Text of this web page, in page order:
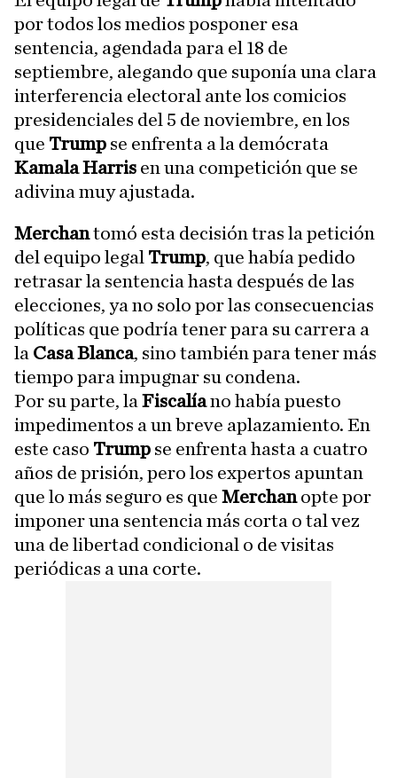
por todos los medios posponer esa
sentencia, agendada para el 18 de
septiembre, alegando que suponía una clara
interferencia electoral ante los comicios
presidenciales del 5 de noviembre, en los
que Trump se enfrenta a la demócrata
Kamala Harris en una competición que se
adivina muy ajustada.
Merchantomó esta decisión tras la petición
del equipo legal Trump, que había pedido
retrasar la sentencia hasta después de las
elecciones, ya no solo por las consecuencias
políticas que podría tener para su carrera a
la Casa Blanca, sino también para tener más
tiempo para impugnar su condena.
Por su parte, la Fiscalíano había puesto
impedimentos a un breve aplazamiento. En
este caso Trump se enfrenta hasta a cuatro
años de prisión, pero los expertos apuntan
que lo más seguro es que Merchanopte por
imponer una sentencia más corta o tal vez
una de libertad condicional o de visitas
periódicas a una corte.